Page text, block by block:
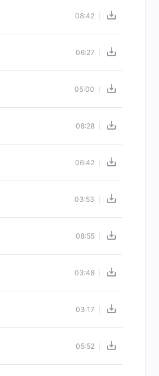
08:42
06:27
05:00
08:28
06:42
03:53
08:55
03:48
03:17
05:52